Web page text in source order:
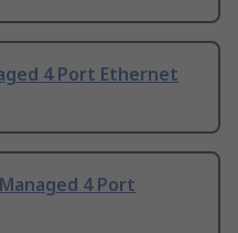
4 Port Ethernet
4 Port